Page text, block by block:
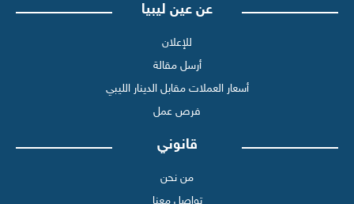
عن عين ليبيا
للإعلان
أرسل مقالة
أسعار العملات مقابل الدينار الليبي
فرص عمل
قانوني
من نحن
تواصل معنا